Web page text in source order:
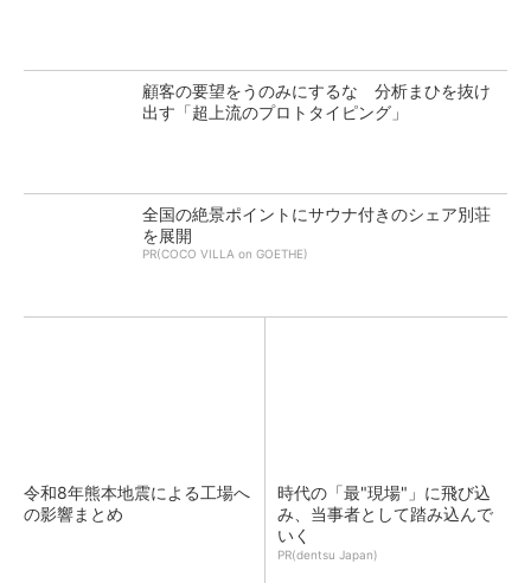
顧客の要望をうのみにするな 分析まひを抜け
出す「超上流のプロトタイピング」
全国の絶景ポイントにサウナ付きのシェア別荘
を展開
PR(COCO VILLA on GOETHE)
令和8年熊本地震による工場へ
の影響まとめ
時代の「最"現場"」に飛び込
み、当事者として踏み込んで
いく
PR(dentsu Japan)